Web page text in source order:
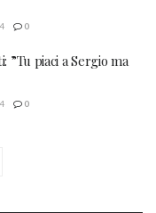
0
”Tu piaci a Sergio ma
0